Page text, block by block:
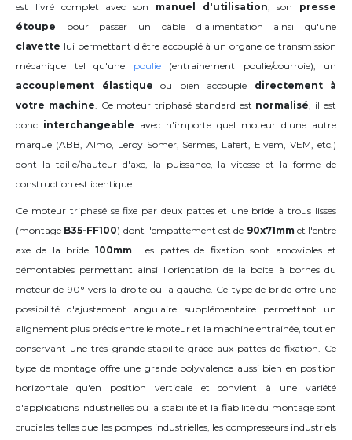
est livré complet avec son manuel d'utilisation, son presse
étoupe pour passer un câble d'alimentation ainsi qu'une
clavette lui permettant d'être accouplé à un organe de transmission
mécanique tel qu'une poulie(entrainement poulie/courroie), un
accouplement élastique ou bien accouplé directement à
votre machine. Ce moteur triphasé standard est normalisé, il est
donc interchangeable avec n'importe quel moteur d'une autre
marque (ABB, Almo, Leroy Somer, Sermes, Lafert, Elvem, VEM, etc.)
dont la taille/hauteur d'axe, la puissance, la vitesse et la forme de
construction est identique.
Ce moteur triphasé se fixe par deux pattes et une bride à trous lisses
(montage B35-FF100) dont l'empattement est de 90x71mmet l'entre
axe de la bride 100mm. Les pattes de fixation sont amovibles et
démontables permettant ainsi l'orientation de la boite à bornes du
moteur de 90°vers la droite ou la gauche. Ce type de bride offre une
possibilité d'ajustement angulaire supplémentaire permettant un
alignement plus précis entre le moteur et la machine entrainée, tout en
conservant une très grande stabilité grâce aux pattes de fixation. Ce
type de montage offre une grande polyvalence aussi bien en position
horizontale qu'en position verticale et convient à une variété
d'applications industrielles où la stabilité et la fiabilité du montage sont
cruciales telles que les pompes industrielles, les compresseurs industriels